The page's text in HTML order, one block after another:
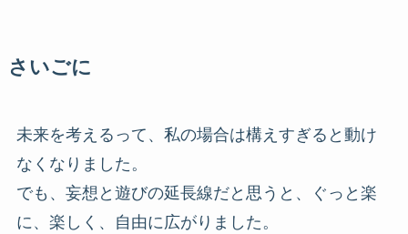
さいごに
未来を考えるって、私の場合は構えすぎると動け
なくなりました。
でも、妄想と遊びの延長線だと思うと、ぐっと楽
に、楽しく、自由に広がりました。